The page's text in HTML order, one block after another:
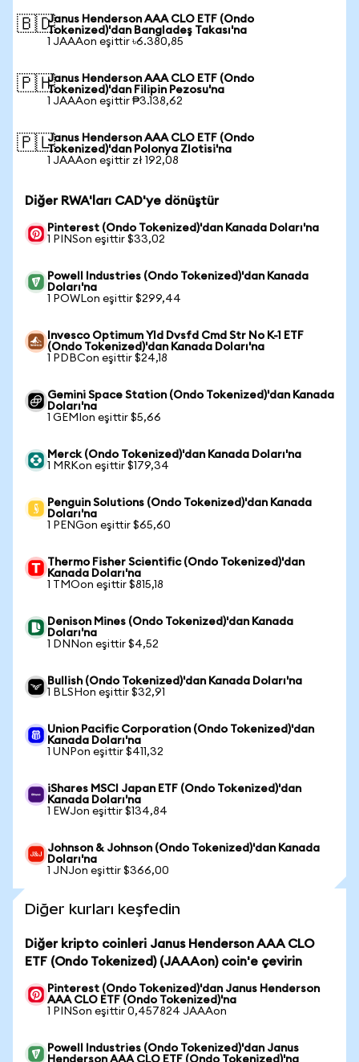
🇧🇩Janus Henderson AAA CLO ETF (Ondo
Tokenized)'dan Bangladeş Takası'na
1 JAAAon eşittir ৳6.380,85
🇵🇭Janus Henderson AAA CLO ETF (Ondo
Tokenized)'dan Filipin Pezosu'na
1 JAAAon eşittir ₱3.138,62
🇵🇱Janus Henderson AAA CLO ETF (Ondo
Tokenized)'dan Polonya Zlotisi'na
1 JAAAon eşittir zł 192,08
Diğer RWA'ları CAD'ye dönüştür
Pinterest (Ondo Tokenized)'dan Kanada Doları'na
1 PINSon eşittir $33,02
Powell Industries (Ondo Tokenized)'dan Kanada
Doları'na
1 POWLon eşittir $299,44
Invesco Optimum Yld Dvsfd Cmd Str No K-1 ETF
(Ondo Tokenized)'dan Kanada Doları'na
1 PDBCon eşittir $24,18
Gemini Space Station (Ondo Tokenized)'dan Kanada
Doları'na
1 GEMIon eşittir $5,66
Merck (Ondo Tokenized)'dan Kanada Doları'na
1 MRKon eşittir $179,34
Penguin Solutions (Ondo Tokenized)'dan Kanada
Doları'na
1 PENGon eşittir $65,60
Thermo Fisher Scientific (Ondo Tokenized)'dan
Kanada Doları'na
1 TMOon eşittir $815,18
Denison Mines (Ondo Tokenized)'dan Kanada
Doları'na
1 DNNon eşittir $4,52
Bullish (Ondo Tokenized)'dan Kanada Doları'na
1 BLSHon eşittir $32,91
Union Pacific Corporation (Ondo Tokenized)'dan
Kanada Doları'na
1 UNPon eşittir $411,32
iShares MSCI Japan ETF (Ondo Tokenized)'dan
Kanada Doları'na
1 EWJon eşittir $134,84
Johnson & Johnson (Ondo Tokenized)'dan Kanada
Doları'na
1 JNJon eşittir $366,00
Diğer kurları keşfedin
Diğer kripto coinleri Janus Henderson AAA CLO
ETF (Ondo Tokenized) (JAAAon) coin'e çevirin
Pinterest (Ondo Tokenized)'dan Janus Henderson
AAA CLO ETF (Ondo Tokenized)'na
1 PINSon eşittir 0,457824 JAAAon
Powell Industries (Ondo Tokenized)'dan Janus
Henderson AAA CLO ETF (Ondo Tokenized)'na